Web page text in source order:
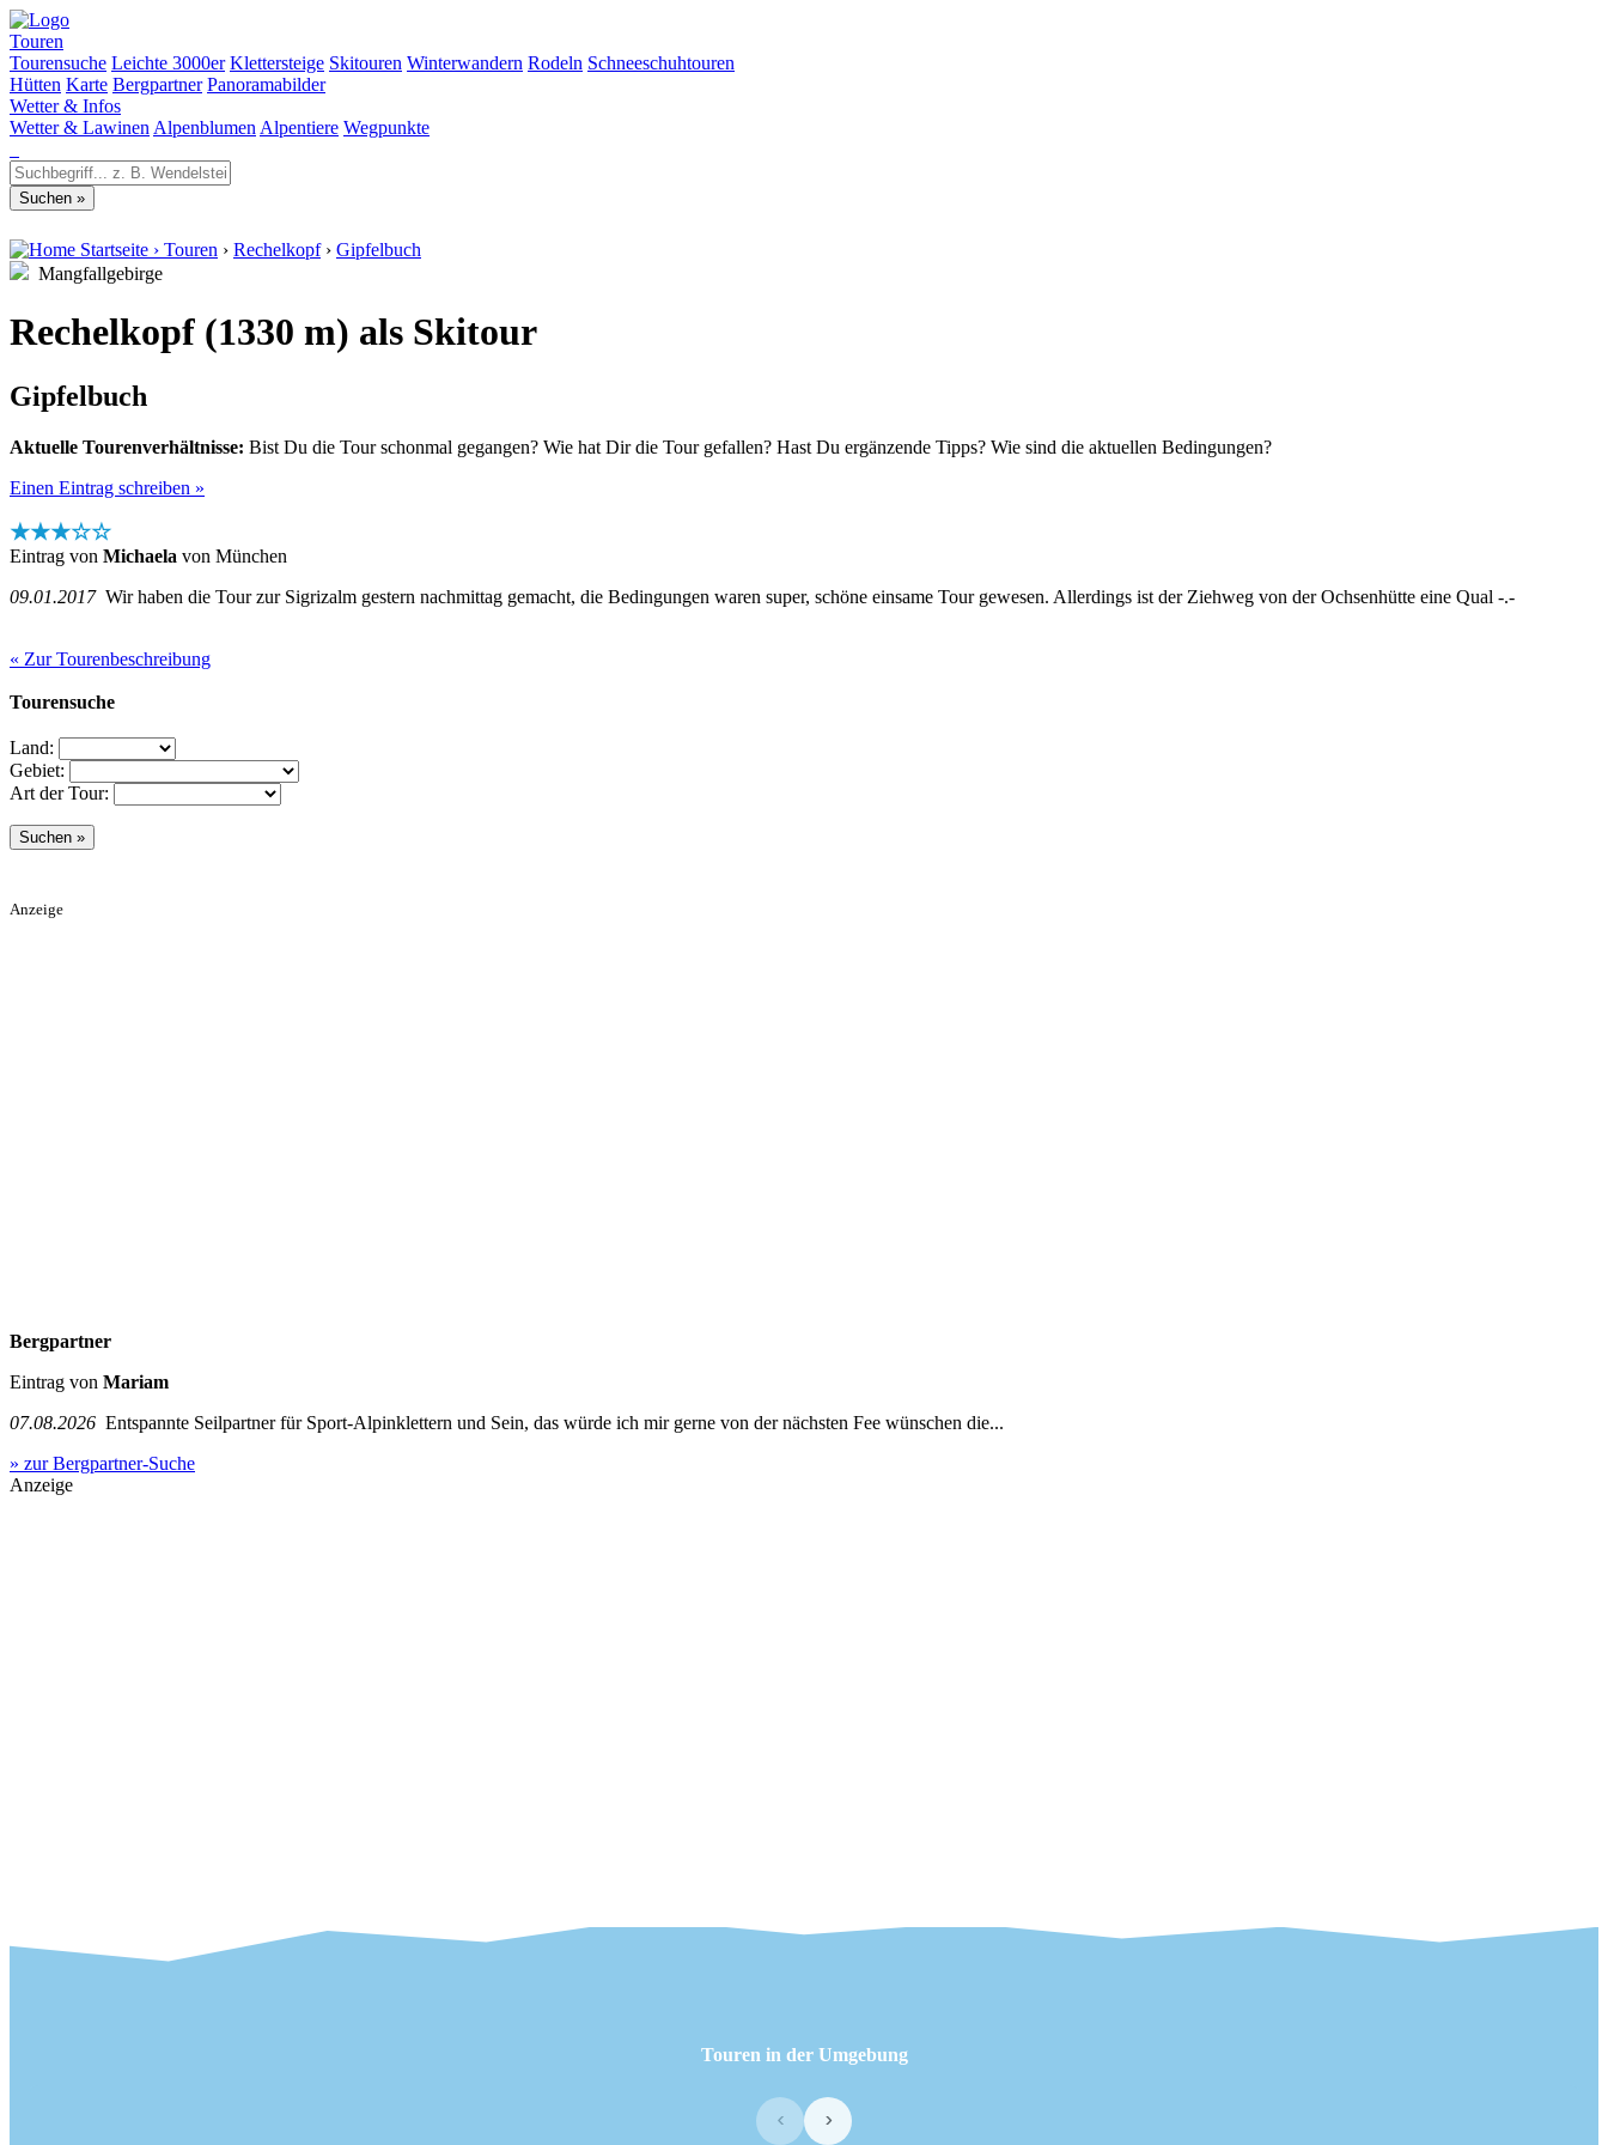
Touren
Tourensuche Leichte 3000er Klettersteige Skitouren Winterwandern Rodeln Schneeschuhtouren
Hütten Karte Bergpartner Panoramabilder
Wetter & Infos
Wetter & Lawinen Alpenblumen Alpentiere Wegpunkte
Startseite › Touren › Rechelkopf › Gipfelbuch
Mangfallgebirge
Rechelkopf (1330 m) als Skitour
Gipfelbuch
Aktuelle Tourenverhältnisse: Bist Du die Tour schonmal gegangen? Wie hat Dir die Tour gefallen? Hast Du ergänzende Tipps? Wie sind die aktuellen Bedingungen?
Einen Eintrag schreiben »
★★★☆☆
Eintrag von Michaela von München
09.01.2017Wir haben die Tour zur Sigrizalm gestern nachmittag gemacht, die Bedingungen waren super, schöne einsame Tour gewesen. Allerdings ist der Ziehweg von der Ochsenhütte eine Qual -.-
« Zur Tourenbeschreibung
Tourensuche
Land:
Gebiet:
Art der Tour:
Anzeige
Bergpartner
Eintrag von Mariam
07.08.2026 Entspannte Seilpartner für Sport-Alpinklettern und Sein, das würde ich mir gerne von der nächsten Fee wünschen die...
» zur Bergpartner-Suche
Anzeige
Touren in der Umgebung
‹ ›